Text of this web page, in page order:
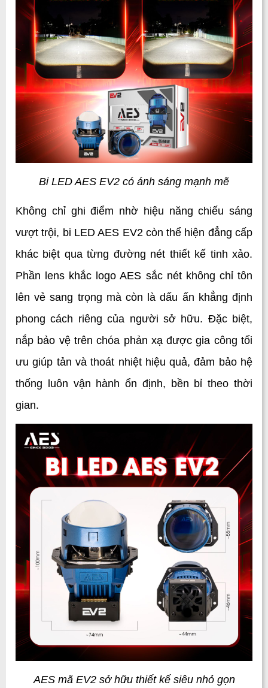
Bi LED AES EV2 có ánh sáng mạnh mẽ
Không chỉ ghi điểm nhờ hiệu năng chiếu sáng
vượt trội, bi LED AES EV2 còn thể hiện đẳng cấp
khác biệt qua từng đường nét thiết kế tinh xảo.
Phần lens khắc logo AES sắc nét không chỉ tôn
lên vẻ sang trọng mà còn là dấu ấn khẳng định
phong cách riêng của người sở hữu. Đặc biệt,
nắp bảo vệ trên chóa phản xạ được gia công tối
ưu giúp tản và thoát nhiệt hiệu quả, đảm bảo hệ
thống luôn vận hành ổn định, bền bỉ theo thời
gian.
AES mã EV2 sở hữu thiết kế siêu nhỏ gọn